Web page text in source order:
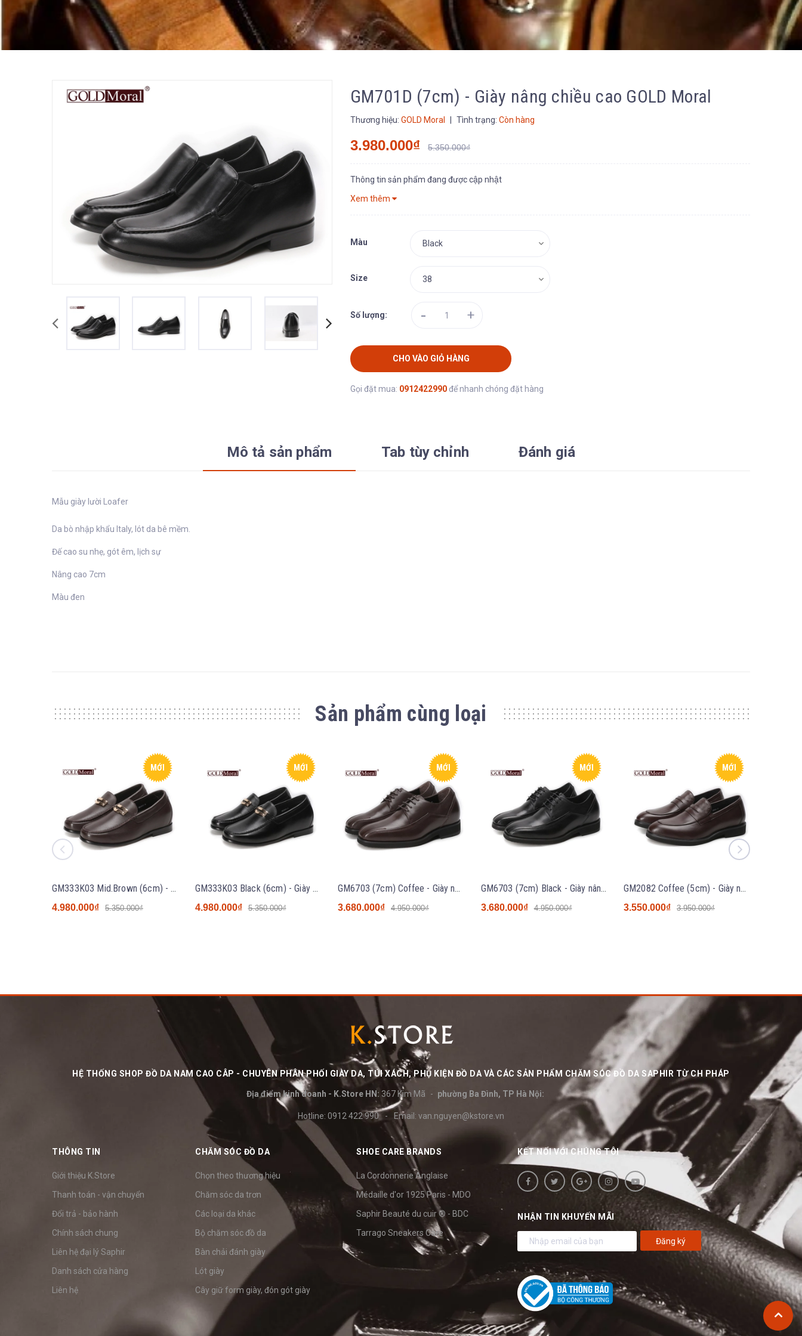
GM701D (7cm) - Giày nâng chiều cao GOLD Moral
Thương hiệu: GOLD Moral Tình trạng: Còn hàng
3.980.000₫ 5.350.000₫
Thông tin sản phẩm đang được cập nhật
Xem thêm
Màu
Size
Số lượng: - +
CHO VÀO GIỎ HÀNG
Gọi đặt mua: 0912422990để nhanh chóng đặt hàng
Mô tả sản phẩm Tab tùy chỉnh Đánh giá
Mẫu giày lười Loafer
Da bò nhập khẩu Italy, lót da bê mềm.
Đế cao su nhẹ, gót êm, lịch sự
Nâng cao 7cm
Màu đen
Sản phẩm cùng loại
MỚI
GM333K03 Mid.Brown (6cm) - Giày nâng chiều cao GOLD Moral
4.980.000₫ 5.350.000₫
MỚI
GM333K03 Black (6cm) - Giày nâng chiều cao GOLD Moral
4.980.000₫ 5.350.000₫
MỚI
GM6703 (7cm) Coffee - Giày nâng chiều cao GOLD Moral
3.680.000₫ 4.950.000₫
MỚI
GM6703 (7cm) Black - Giày nâng chiều cao GOLD Moral
3.680.000₫ 4.950.000₫
MỚI
GM2082 Coffee (5cm) - Giày nâng chiều cao GOLD Moral - Size 42 (SALE)
3.550.000₫ 3.950.000₫
HỆ THỐNG SHOP ĐỒ DA NAM CAO CÂP - CHUYÊN PHÂN PHỐI GIÀY DA, TÚI XÁCH, PHỤ KIỆN ĐỒ DA VÀ CÁC SẢN PHẨM CHĂM SÓC ĐỒ DA SAPHIR TỪ CH PHÁP
Địa điểm kinh doanh - K.Store HN: 367 Kim Mã phường Ba Đình, TP Hà Nội:
Hotline: 0912 422 990 - Email: van.nguyen@kstore.vn
THÔNG TIN
Giới thiệu K.Store
Thanh toán - vận chuyển
Đổi trả - bảo hành
Chính sách chung
Liên hệ đại lý Saphir
Danh sách cửa hàng
Liên hệ
CHĂM SÓC ĐỒ DA
Chọn theo thương hiệu
Chăm sóc da trơn
Các loại da khác
Bộ chăm sóc đồ da
Bàn chải đánh giày
Lót giày
Cây giữ form giày, đón gót giày
SHOE CARE BRANDS
La Cordonnerie Anglaise
Médaille d'or 1925 Paris - MDO
Saphir Beauté du cuir ® - BDC
Tarrago Sneakers Care
KẾT NỐI VỚI CHÚNG TÔI
NHẬN TIN KHUYẾN MÃI
Đăng ký